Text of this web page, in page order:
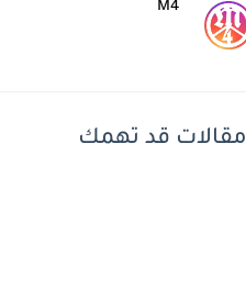
M4
مقالات قد تهمك